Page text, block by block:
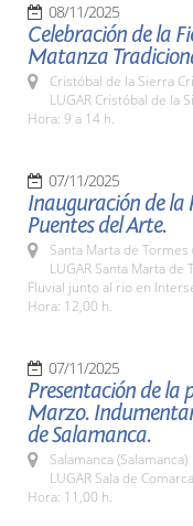
08/11/2025
Celebración de la
Matanza
Cristóbal de la Sierra
LUGAR Cristóbal de la
Hora: 9 a 14 h.
07/11/2025
Inauguración de la
Puentes del Arte.
Santa Marta de Tormes
LUGAR Santa Marta de
Fluvial junto al rio en
Hora: 12,00 h.
07/11/2025
Presentación de la
Marzo.
de Salamanca.
Salamanca (Salamanca)
LUGAR Sala de
Hora: 11,00 h.